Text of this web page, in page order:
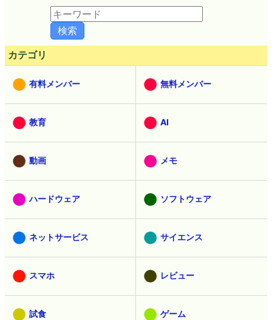
カテゴリ
有料メンバー 無料メンバー
教育 AI
動画 メモ
ハードウェア ソフトウェア
ネットサービス サイエンス
スマホ レビュー
試食 ゲーム